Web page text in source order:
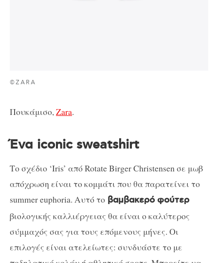
©ZARA
Πουκάμισο, Zara.
Ένα iconic sweatshirt
Το σχέδιο ‘Iris’ από Rotate Birger Christensen σε μωβ
απόχρωση είναι το κομμάτι που θα παρατείνει το
summer euphoria. Αυτό το βαμβακερό φούτερ
βιολογικής καλλιέργειας θα είναι ο καλύτερος
σύμμαχός σας για τους επόμενους μήνες. Οι
επιλογές είναι ατελείωτες: συνδυάστε το με